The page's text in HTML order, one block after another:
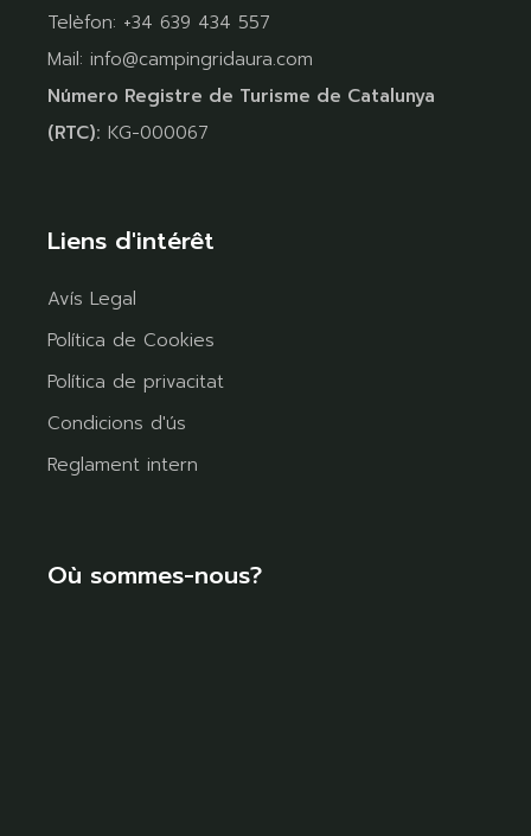
Telèfon: +34 639 434 557
Mail:info@campingridaura.com
Número Registre de Turisme de Catalunya
(RTC): KG-000067
Liens d'intérêt
Avís Legal
Política de Cookies
Política de privacitat
Condicions d'ús
Reglament intern
Où sommes-nous?